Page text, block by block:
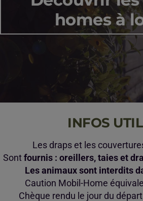
homes à
INFOS
Les draps et les
Sontfournis : oreillers, taies et
Les animaux sont interdits
Caution Mobil-Home
Chèque rendu le jour du